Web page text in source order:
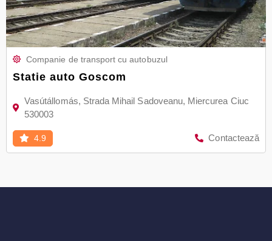
Companie de transport cu autobuzul
Statie auto Goscom
Vasútállomás, Strada Mihail Sadoveanu, Miercurea Ciuc
530003
4.9 Contactează